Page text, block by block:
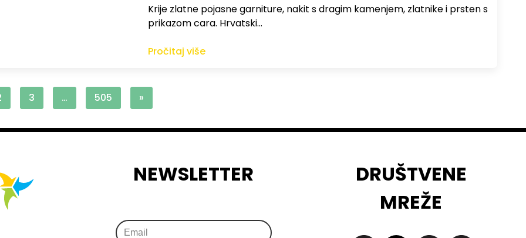
Krije zlatne pojasne garniture, nakit s dragim kamenjem, zlatnike i prsten s
prikazom cara. Hrvatski…
Pročitaj više
3 … 505 »
NEWSLETTER
DRUŠTVENE
MREŽE